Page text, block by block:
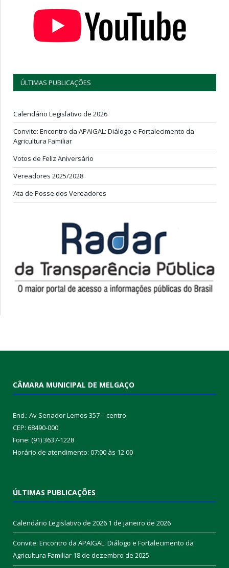
ÚLTIMAS PUBLICAÇÕES
Calendário Legislativo de 2026
Convite: Encontro da APAIGAL: Diálogo e Fortalecimento da
Agricultura Familiar
Votos de Feliz Aniversário
Vereadores 2025/2028
Ata de Posse dos Vereadores
CÂMARA MUNICIPAL DE MELGAÇO
End.: Av Senador Lemos 357 – centro
CEP: 68490-000
Fone: (91) 3637-1228
Horário de atendimento: 07:00 às 12:00
ÚLTIMAS PUBLICAÇÕES
Calendário Legislativo de 2026 1 de janeiro de 2026
Convite: Encontro da APAIGAL: Diálogo e Fortalecimento da
Agricultura Familiar 18 de dezembro de 2025